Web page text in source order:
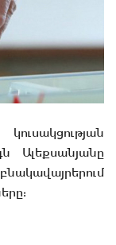
Ալեքսանյանը